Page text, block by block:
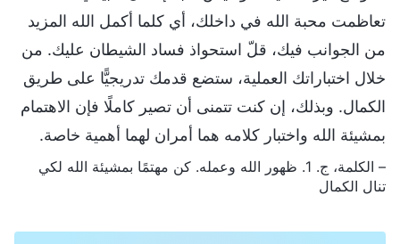
تعاظمت محبة الله في داخلك، أي كلما أكمل الله المزيد
من الجوانب فيك، قلّ استحواذ فساد الشيطان عليك. من
خلال اختباراتك العملية، ستضع قدمك تدريجيًّا على طريق
الكمال. وبذلك، إن كنت تتمنى أن تصير كاملًا فإن الاهتمام
بمشيئة الله واختبار كلامه هما أمران لهما أهمية خاصة.
– الكلمة، ج. 1. ظهور الله وعمله. كن مهتمًا بمشيئة الله لكي
تنال الكمال